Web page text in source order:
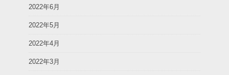
2022年6月
2022年5月
2022年4月
2022年3月